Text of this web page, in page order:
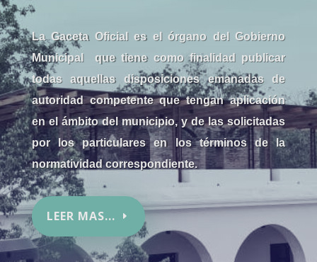
La Gaceta Oficial es el órgano del Gobierno
Municipal que tiene como finalidad publicar
todas aquellas disposiciones emanadas de
autoridad competente que tengan aplicación
en el ámbito del municipio, y de las solicitadas
por los particulares en los términos de la
normatividad correspondiente.
LEER MAS...